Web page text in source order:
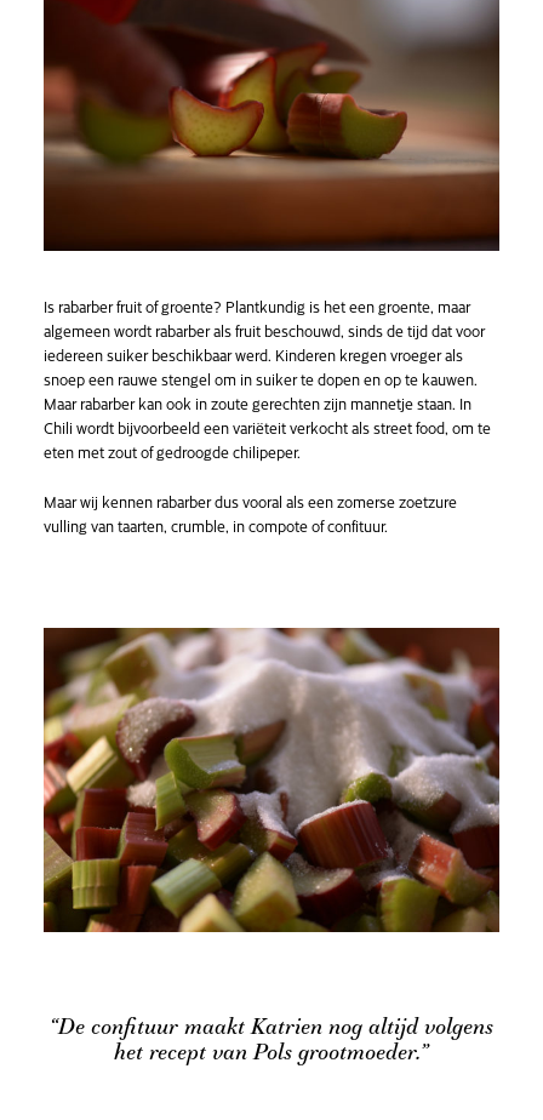
Is rabarber fruit of groente? Plantkundig is het een groente, maar
algemeen wordt rabarber als fruit beschouwd, sinds de tijd dat voor
iedereen suiker beschikbaar werd. Kinderen kregen vroeger als
snoep een rauwe stengel om in suiker te dopen en op te kauwen.
Maar rabarber kan ook in zoute gerechten zijn mannetje staan. In
Chili wordt bijvoorbeeld een variëteit verkocht als street food, om te
eten met zout of gedroogde chilipeper.
Maar wij kennen rabarber dus vooral als een zomerse zoetzure
vulling van taarten, crumble, in compote of confituur.
“De confituur maakt Katrien nog altijd volgens
het recept van Pols grootmoeder.”